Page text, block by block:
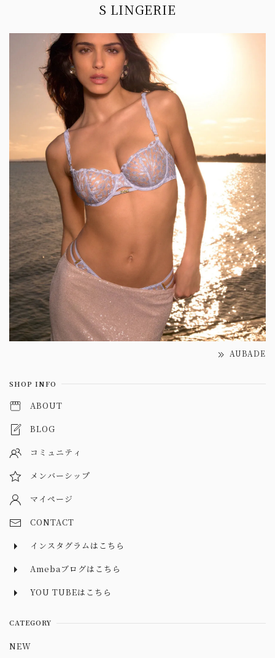
S LINGERIE
AUBADE
SHOP INFO
ABOUT
BLOG
コミュニティ
メンバーシップ
マイページ
CONTACT
インスタグラムはこちら
Amebaブログはこちら
YOU TUBEはこちら
CATEGORY
NEW